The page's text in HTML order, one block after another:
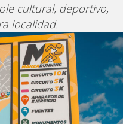
cultural, deportivo,
localidad.